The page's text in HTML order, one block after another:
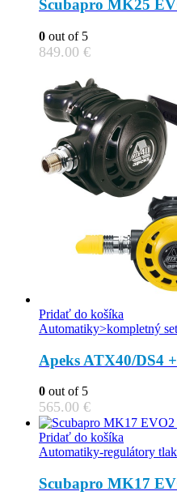
Scubapro MK25
0 out of 5
849.00 €
Pridať do košíka
Automatiky>kompletný set
Apeks ATX40/DS4
0 out of 5
565.00 €
Pridať do košíka
Automatiky-regulátory
Scubapro MK17